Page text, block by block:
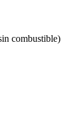
combustible)